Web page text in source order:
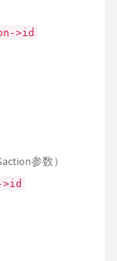
>id
参数）